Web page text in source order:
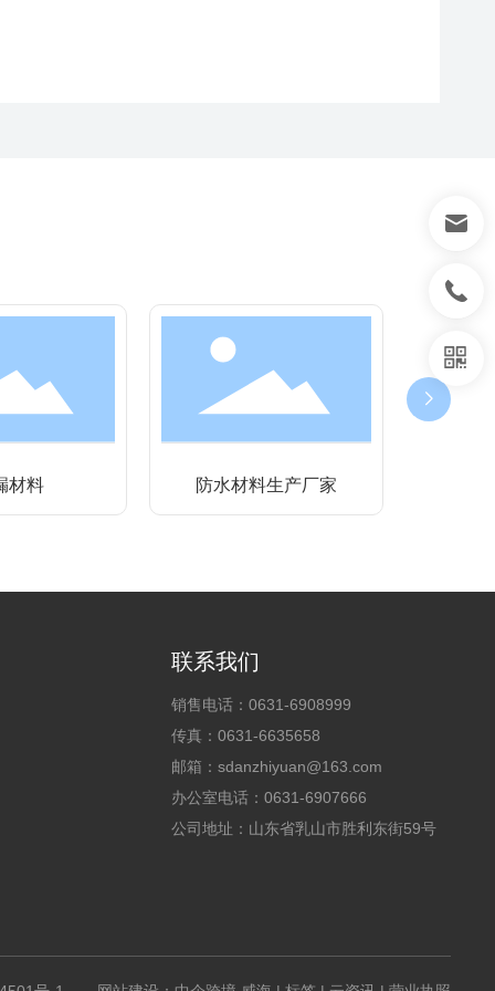
材料 防水材料生产厂家
联系我们
销售电话： 0631-6908999
传真： 0631-6635658
邮箱： sdanzhiyuan@163.com
办公室电话： 0631-6907666
公司地址：山东省乳山市胜利东街59号